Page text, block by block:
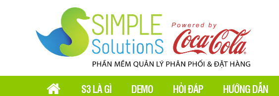
S3 LÀ GÌ DEMO HỎI ĐÁP HƯỚNG DẪN